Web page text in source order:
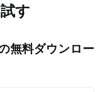
す
無料ダウンロー